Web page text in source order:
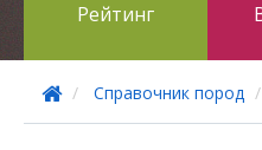
Рейтинг
Справочник пород